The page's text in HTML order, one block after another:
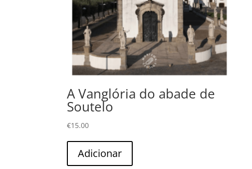
A Vanglória do abade de
Soutelo
€15.00
Adicionar